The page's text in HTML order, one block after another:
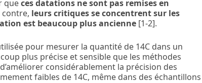
queces datations ne sont pas remises en
contre, leurs critiques se concentrent sur les
est beaucoup plus ancienne [1-2].
pour mesurer la quantité de 14C dans un
plus précise et sensible que les méthodes
considérablement la précision des
faibles de 14C, même dans des échantillons